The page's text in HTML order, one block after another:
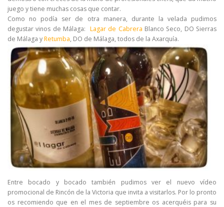
juego y tiene muchas cosas que contar.
Como no podía ser de otra manera, durante la velada pudimos
degustar vinos de Málaga: Lagar de Cabrera Blanco Seco, DO Sierras
de Málaga yRetumba, DO de Málaga, todos de la Axarquía.
Entre bocado y bocado también pudimos ver el nuevo vídeo
promocional de Rincón de la Victoria que invita a visitarlos. Por lo pronto
os recomiendo que en el mes de septiembre os acerquéis para su